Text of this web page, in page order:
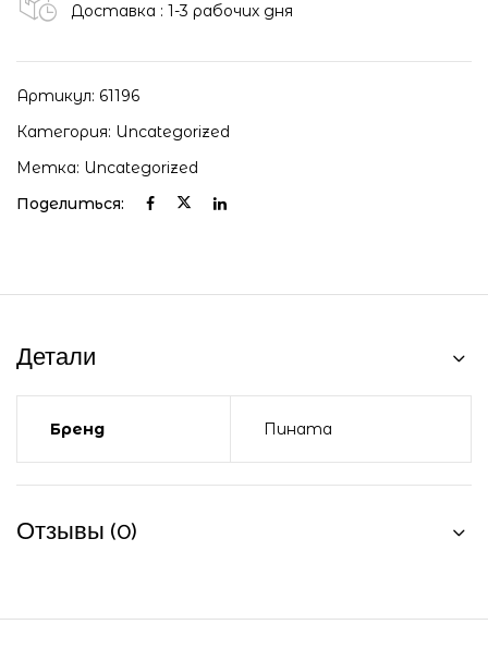
Доставка : 1-3 рабочих дня
Артикул: 61196
Категория: Uncategorized
Метка: Uncategorized
Поделиться:
Детали
Бренд Пината
Отзывы (0)